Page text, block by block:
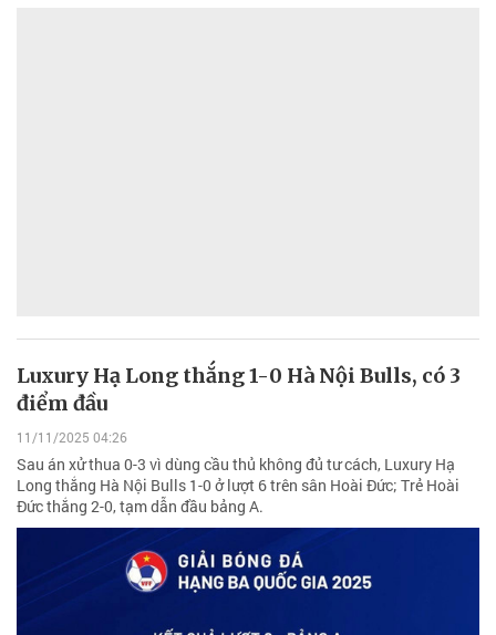
Luxury Hạ Long thắng 1-0 Hà Nội Bulls, có 3
điểm đầu
11/11/2025 04:26
Sau án xử thua 0-3 vì dùng cầu thủ không đủ tư cách, Luxury Hạ
Long thắng Hà Nội Bulls 1-0 ở lượt 6 trên sân Hoài Đức; Trẻ Hoài
Đức thắng 2-0, tạm dẫn đầu bảng A.